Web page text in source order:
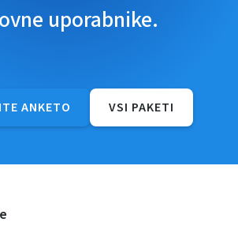
uporabnike.
ANKETO VSI PAKETI